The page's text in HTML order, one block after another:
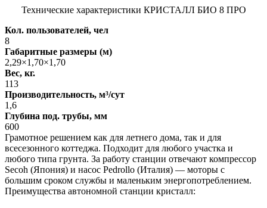
Технические характеристики КРИСТАЛЛ БИО 8 ПРО
Кол. пользователей, чел
8
Габаритные размеры (м)
2,29×1,70×1,70
Вес, кг.
113
Производительность, м³/сут
1,6
Глубина под. трубы, мм
600
Грамотное решением как для летнего дома, так и для
всесезонного коттеджа. Подходит для любого участка и
любого типа грунта. За работу станции отвечают компрессор
Secoh (Япония) и насос Pedrollo (Италия) — моторы с
большим сроком службы и маленьким энергопотреблением.
Преимущества автономной станции кристалл: